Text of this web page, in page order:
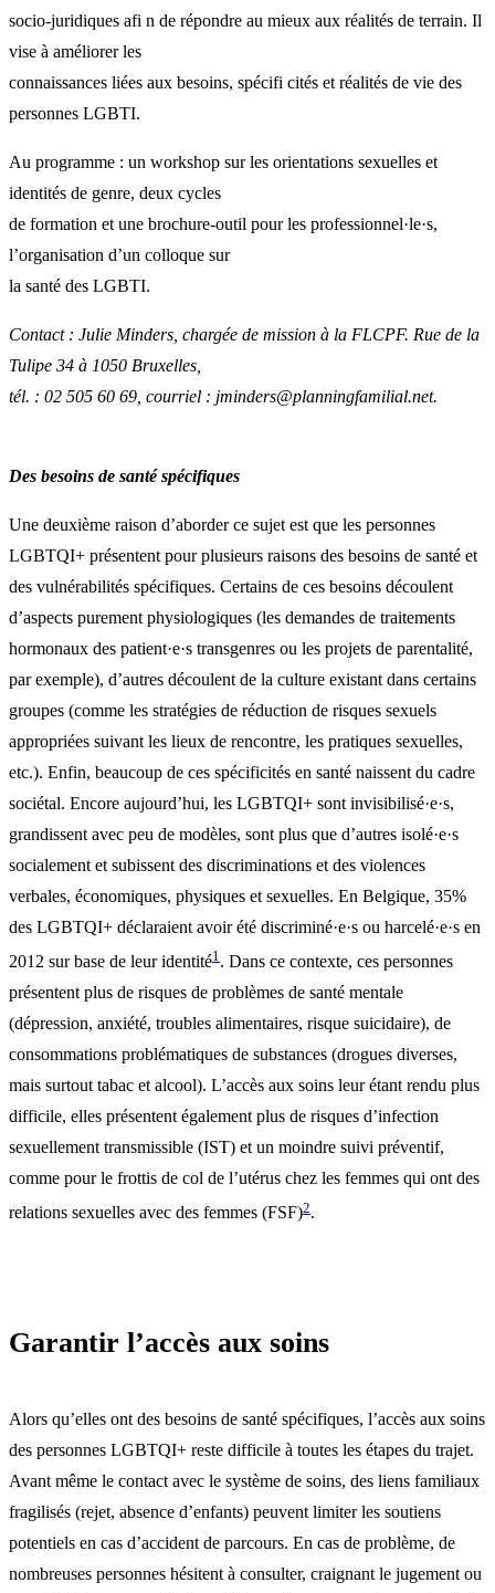
socio-juridiques afi n de répondre au mieux aux réalités de terrain. Il
vise à améliorer les
connaissances liées aux besoins, spécifi cités et réalités de vie des
personnes LGBTI.
Au programme : un workshop sur les orientations sexuelles et
identités de genre, deux cycles
de formation et une brochure-outil pour les professionnel·le·s,
l’organisation d’un colloque sur
la santé des LGBTI.
Contact : Julie Minders, chargée de mission à la FLCPF. Rue de la
Tulipe 34 à 1050 Bruxelles,
tél. : 02 505 60 69, courriel : jminders@planningfamilial.net.
Des besoins de santé spécifiques
Une deuxième raison d’aborder ce sujet est que les personnes
LGBTQI+ présentent pour plusieurs raisons des besoins de santé et
des vulnérabilités spécifiques. Certains de ces besoins découlent
d’aspects purement physiologiques (les demandes de traitements
hormonaux des patient·e·s transgenres ou les projets de parentalité,
par exemple), d’autres découlent de la culture existant dans certains
groupes (comme les stratégies de réduction de risques sexuels
appropriées suivant les lieux de rencontre, les pratiques sexuelles,
etc.). Enfin, beaucoup de ces spécificités en santé naissent du cadre
sociétal. Encore aujourd’hui, les LGBTQI+ sont invisibilisé·e·s,
grandissent avec peu de modèles, sont plus que d’autres isolé·e·s
socialement et subissent des discriminations et des violences
verbales, économiques, physiques et sexuelles. En Belgique, 35%
des LGBTQI+ déclaraient avoir été discriminé·e·s ou harcelé·e·s en
2012 sur base de leur identité1 . Dans ce contexte, ces personnes
présentent plus de risques de problèmes de santé mentale
(dépression, anxiété, troubles alimentaires, risque suicidaire), de
consommations problématiques de substances (drogues diverses,
mais surtout tabac et alcool). L’accès aux soins leur étant rendu plus
difficile, elles présentent également plus de risques d’infection
sexuellement transmissible (IST) et un moindre suivi préventif,
comme pour le frottis de col de l’utérus chez les femmes qui ont des
relations sexuelles avec des femmes (FSF)2.
Garantir l’accès aux soins
Alors qu’elles ont des besoins de santé spécifiques, l’accès aux soins
des personnes LGBTQI+ reste difficile à toutes les étapes du trajet.
Avant même le contact avec le système de soins, des liens familiaux
fragilisés (rejet, absence d’enfants) peuvent limiter les soutiens
potentiels en cas d’accident de parcours. En cas de problème, de
nombreuses personnes hésitent à consulter, craignant le jugement ou